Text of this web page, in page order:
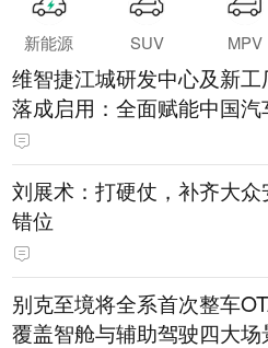
新能源 SUV MPV
维智捷江城研发中心及新
落成启用：全面赋能中国汽
刘展术：打硬仗，补齐大众
错位
别克至境将全系首次整车
覆盖智舱与辅助驾驶四大场